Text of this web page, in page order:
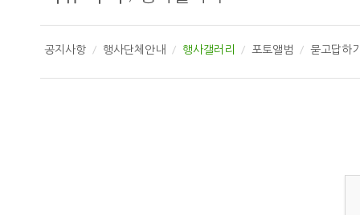
공지사항 행사단체안내 행사갤러리 포토앨범 묻고답하